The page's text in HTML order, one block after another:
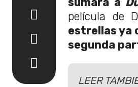
película de
estrellas ya
segunda
LEER